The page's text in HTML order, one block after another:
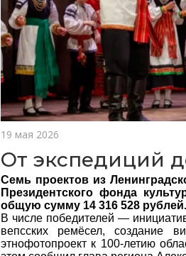
19 мая 2026
От экспедиций
Семь проектов из
Президентского фонда
общую сумму 14 316 528 рублей.
В числе победителей —
вепсских ремёсел, создание
этнофотопроект к 100-летию